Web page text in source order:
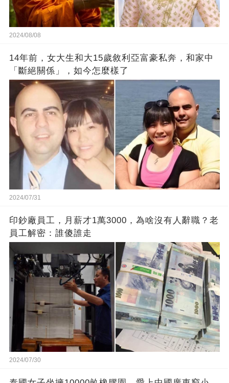
2024/08/08
14年前，女大生和大15歲敘利亞富豪私奔，和家中
「斷絕關係」，如今怎麼樣了
2024/07/31
印鈔廠員工，月薪才1萬3000，為啥沒有人辭職？老
員工解密：誰傻誰走
2024/07/30